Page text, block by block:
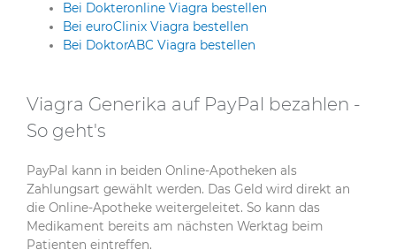
Bei Dokteronline Viagra bestellen
Bei euroClinix Viagra bestellen
Bei DoktorABC Viagra bestellen
Viagra Generika auf PayPal bezahlen -
So geht's
PayPal kann in beiden Online-Apotheken als
Zahlungsart gewählt werden. Das Geld wird direkt an
die Online-Apotheke weitergeleitet. So kann das
Medikament bereits am nächsten Werktag beim
Patienten eintreffen.